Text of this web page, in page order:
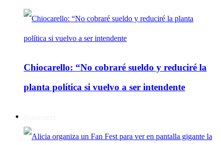
Chiocarello: “No cobraré sueldo y reduciré la
planta política si vuelvo a ser intendente